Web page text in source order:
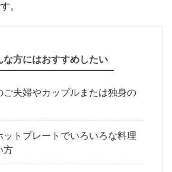
。
な方にはおすすめしたい
ご夫婦やカップルまたは独身の
ットプレートでいろいろな料理
方